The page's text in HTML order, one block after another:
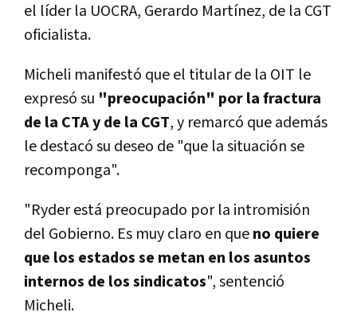
el líder la UOCRA, Gerardo Martínez, de la CGT
oficialista.
Micheli manifestó que el titular de la OIT le
expresó su "preocupación" por la fractura
de la CTA y de la CGT, y remarcó que además
le destacó su deseo de "que la situación se
recomponga".
"Ryder está preocupado por la intromisión
del Gobierno. Es muy claro en queno quiere
que los estados se metan en los asuntos
internos de los sindicatos", sentenció
Micheli.